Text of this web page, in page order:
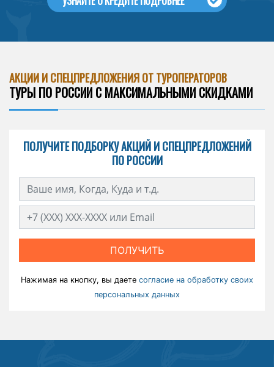
АКЦИИ И СПЕЦПРЕДЛОЖЕНИЯ ОТ ТУРОПЕРАТОРОВ
ТУРЫ ПО РОССИИ С МАКСИМАЛЬНЫМИ СКИДКАМИ
ПОЛУЧИТЕ ПОДБОРКУ АКЦИЙ И СПЕЦПРЕДЛОЖЕНИЙ
ПО РОССИИ
ПОЛУЧИТЬ
Нажимая на кнопку, вы даете согласие на обработку своих
персональных данных